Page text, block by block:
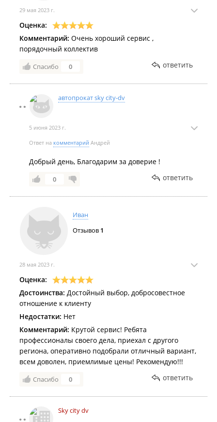
29 мая 2023 г.
Оценка:
Комментарий: Очень хороший сервис ,
порядочный коллектив
Спасибо 0 ответить
автопрокат sky city-dv
5 июня 2023 г.
Ответ на комментарий Андрей
Добрый день, Благодарим за доверие !
0 ответить
Иван
Отзывов 1
28 мая 2023 г.
Оценка:
Достоинства: Достойный выбор, добросовестное
отношение к клиенту
Недостатки: Нет
Комментарий: Крутой сервис! Ребята
профессионалы своего дела, приехал с другого
региона, оперативно подобрали отличный вариант,
всем доволен, приемлимые цены! Рекомендую!!!
Спасибо 0 ответить
Sky city dv